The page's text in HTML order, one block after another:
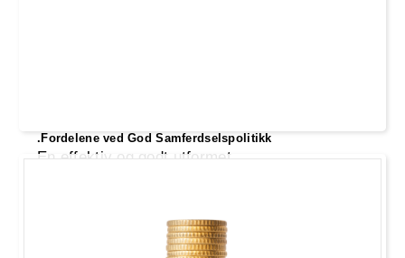
.Fordelene ved God Samferdselspolitikk
En effektiv og godt utformet
fornuft og innbyggernes livskvalitet.